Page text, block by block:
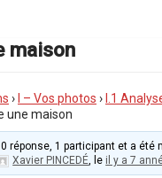
maison
› I – Vos photos ›
I.1
une maison
réponse, 1 participant et a été
Xavier PINCEDÉ, le il y a 7